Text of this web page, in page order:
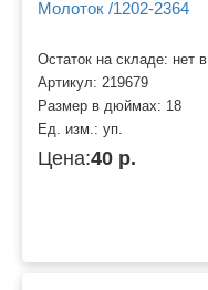
Молоток /1202-2364
Остаток на складе: нет
Артикул: 219679
Размер в дюймах: 18
Ед. изм.: уп.
Цена:40 р.